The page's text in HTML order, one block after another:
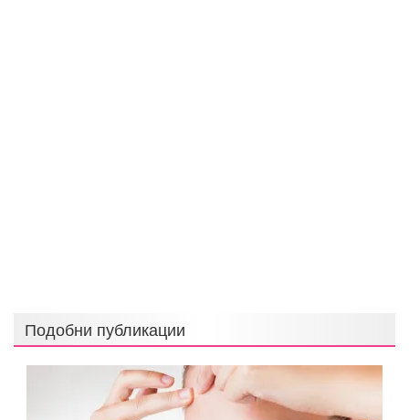
Подобни публикации